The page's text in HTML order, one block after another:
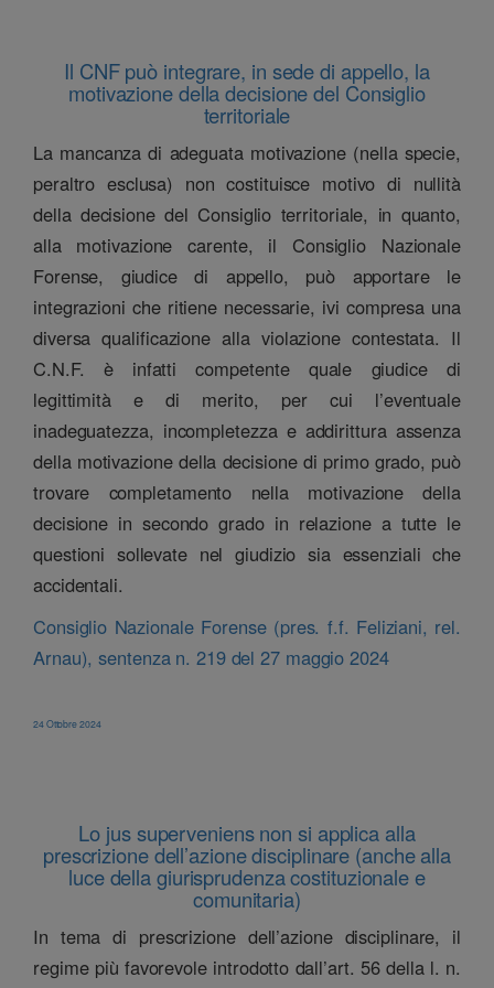
Il CNF può integrare, in sede di appello, la
motivazione della decisione del Consiglio
territoriale
La mancanza di adeguata motivazione (nella specie,
peraltro esclusa) non costituisce motivo di nullità
della decisione del Consiglio territoriale, in quanto,
alla motivazione carente, il Consiglio Nazionale
Forense, giudice di appello, può apportare le
integrazioni che ritiene necessarie, ivi compresa una
diversa qualificazione alla violazione contestata. Il
C.N.F. è infatti competente quale giudice di
legittimità e di merito, per cui l’eventuale
inadeguatezza, incompletezza e addirittura assenza
della motivazione della decisione di primo grado, può
trovare completamento nella motivazione della
decisione in secondo grado in relazione a tutte le
questioni sollevate nel giudizio sia essenziali che
accidentali.
Consiglio Nazionale Forense (pres. f.f. Feliziani, rel.
Arnau), sentenza n. 219 del 27 maggio 2024
24 Ottobre 2024
Lo jus superveniens non si applica alla
prescrizione dell’azione disciplinare (anche alla
luce della giurisprudenza costituzionale e
comunitaria)
In tema di prescrizione dell’azione disciplinare, il
regime più favorevole introdotto dall’art. 56 della l. n.